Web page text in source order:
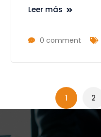
Leer más
0 comment
1 2